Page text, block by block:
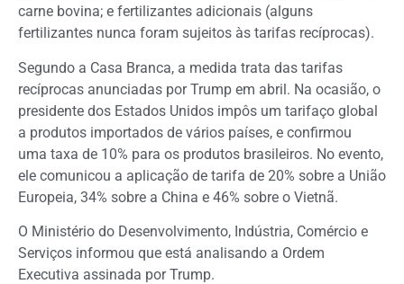
carne bovina; e fertilizantes adicionais (alguns
fertilizantes nunca foram sujeitos às tarifas recíprocas).
Segundo a Casa Branca, a medida trata das tarifas
recíprocas anunciadas por Trump em abril. Na ocasião, o
presidente dos Estados Unidos impôs um tarifaço global
a produtos importados de vários países, e confirmou
uma taxa de 10% para os produtos brasileiros. No evento,
ele comunicou a aplicação de tarifa de 20% sobre a União
Europeia, 34% sobre a China e 46% sobre o Vietnã.
O Ministério do Desenvolvimento, Indústria, Comércio e
Serviços informou que está analisando a Ordem
Executiva assinada por Trump.